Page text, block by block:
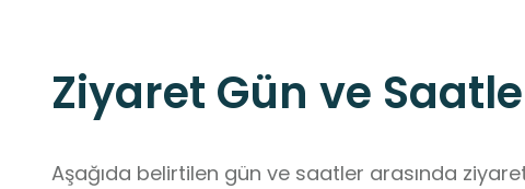
Ziyaret Gün ve
Aşağıda belirtilen gün ve saatler arasında